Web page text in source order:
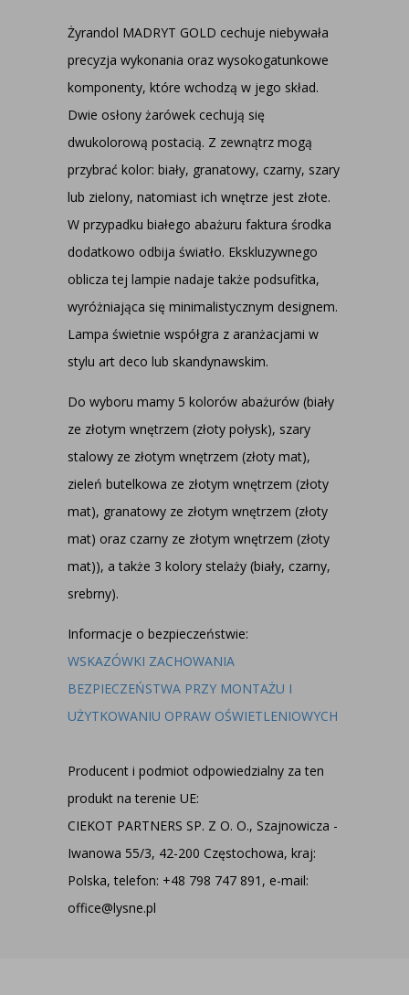
Żyrandol MADRYT GOLD cechuje niebywała
precyzja wykonania oraz wysokogatunkowe
komponenty, które wchodzą w jego skład.
Dwie osłony żarówek cechują się
dwukolorową postacią. Z zewnątrz mogą
przybrać kolor: biały, granatowy, czarny, szary
lub zielony, natomiast ich wnętrze jest złote.
W przypadku białego abażuru faktura środka
dodatkowo odbija światło. Ekskluzywnego
oblicza tej lampie nadaje także podsufitka,
wyróżniająca się minimalistycznym designem.
Lampa świetnie współgra z aranżacjami w
stylu art deco lub skandynawskim.
Do wyboru mamy 5 kolorów abażurów (biały
ze złotym wnętrzem (złoty połysk), szary
stalowy ze złotym wnętrzem (złoty mat),
zieleń butelkowa ze złotym wnętrzem (złoty
mat), granatowy ze złotym wnętrzem (złoty
mat) oraz czarny ze złotym wnętrzem (złoty
mat)), a także 3 kolory stelaży (biały, czarny,
srebrny).
Informacje o bezpieczeństwie:
WSKAZÓWKI ZACHOWANIA
BEZPIECZEŃSTWA PRZY MONTAŻU I
UŻYTKOWANIU OPRAW OŚWIETLENIOWYCH
Producent i podmiot odpowiedzialny za ten
produkt na terenie UE:
CIEKOT PARTNERS SP. Z O. O., Szajnowicza -
Iwanowa 55/3, 42-200 Częstochowa, kraj:
Polska, telefon: +48 798 747 891, e-mail:
office@lysne.pl